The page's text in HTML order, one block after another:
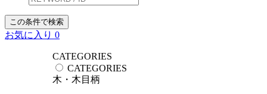
この条件で検索
お気に入り 0
CATEGORIES
CATEGORIES
木・木目柄